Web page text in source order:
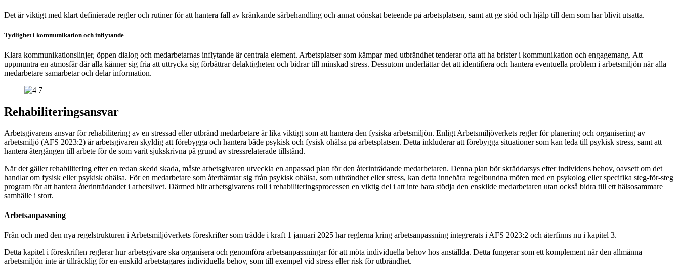
Det är viktigt med klart definierade regler och rutiner för att hantera fall av kränkande särbehandling och annat oönskat beteende på arbetsplatsen, samt att ge stöd och hjälp till dem som har blivit utsatta.
Tydlighet i kommunikation och inflytande
Klara kommunikationslinjer, öppen dialog och medarbetarnas inflytande är centrala element. Arbetsplatser som kämpar med utbrändhet tenderar ofta att ha brister i kommunikation och engagemang. Att
uppmuntra en atmosfär där alla känner sig fria att uttrycka sig förbättrar delaktigheten och bidrar till minskad stress. Dessutom underlättar det att identifiera och hantera eventuella problem i arbetsmiljön när alla
medarbetare samarbetar och delar information.
Rehabiliteringsansvar
Arbetsgivarens ansvar för rehabilitering av en stressad eller utbränd medarbetare är lika viktigt som att hantera den fysiska arbetsmiljön. Enligt Arbetsmiljöverkets regler för planering och organisering av
arbetsmiljö (AFS 2023:2) är arbetsgivaren skyldig att förebygga och hantera både psykisk och fysisk ohälsa på arbetsplatsen. Detta inkluderar att förebygga situationer som kan leda till psykisk stress, samt att
hantera återgången till arbete för de som varit sjukskrivna på grund av stressrelaterade tillstånd.
När det gäller rehabilitering efter en redan skedd skada, måste arbetsgivaren utveckla en anpassad plan för den återinträdande medarbetaren. Denna plan bör skräddarsys efter individens behov, oavsett om det
handlar om fysisk eller psykisk ohälsa. För en medarbetare som återhämtar sig från psykisk ohälsa, som utbrändhet eller stress, kan detta innebära regelbundna möten med en psykolog eller specifika steg-för-steg
program för att hantera återinträdandet i arbetslivet. Därmed blir arbetsgivarens roll i rehabiliteringsprocessen en viktig del i att inte bara stödja den enskilde medarbetaren utan också bidra till ett hälsosammare
samhälle i stort.
Arbetsanpassning
Från och med den nya regelstrukturen i Arbetsmiljöverkets föreskrifter som trädde i kraft 1 januari 2025 har reglerna kring arbetsanpassning integrerats i AFS 2023:2 och återfinns nu i kapitel 3.
Detta kapitel i föreskriften reglerar hur arbetsgivare ska organisera och genomföra arbetsanpassningar för att möta individuella behov hos anställda. Detta fungerar som ett komplement när den allmänna
arbetsmiljön inte är tillräcklig för en enskild arbetstagares individuella behov, som till exempel vid stress eller risk för utbrändhet.